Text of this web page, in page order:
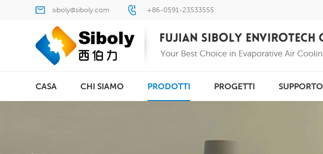
siboly@siboly.com +86-0591-23533555
CASA CHI SIAMO PRODOTTI PROGETTI SUPPORTO